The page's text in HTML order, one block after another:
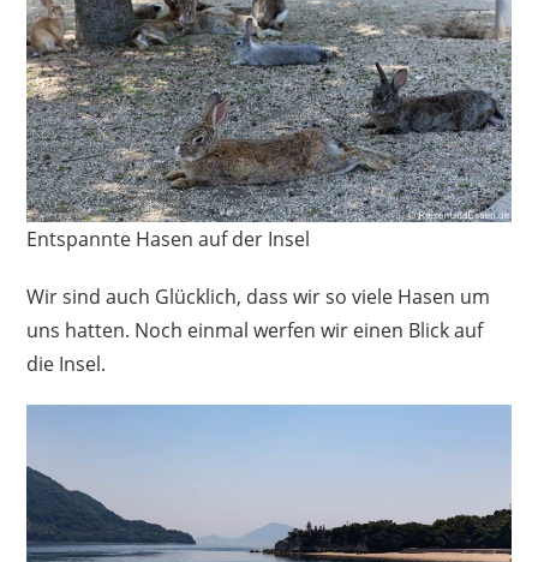
Entspannte Hasen auf der Insel
Wir sind auch Glücklich, dass wir so viele Hasen um
uns hatten. Noch einmal werfen wir einen Blick auf
die Insel.